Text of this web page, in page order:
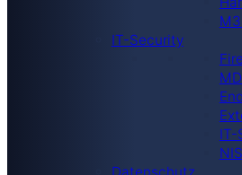
IT-Security
IT-